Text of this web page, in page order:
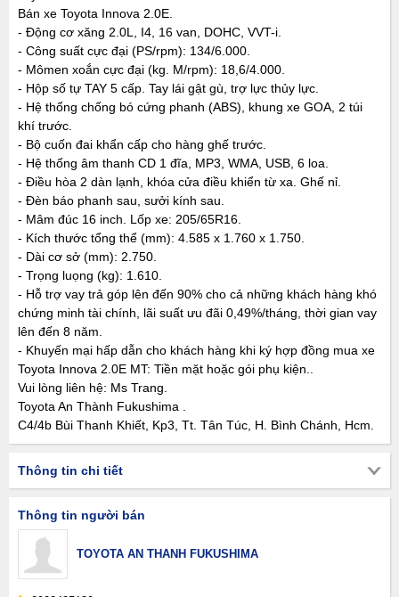
Bán xe Toyota Innova 2.0E.
- Động cơ xăng 2.0L, I4, 16 van, DOHC, VVT-i.
- Công suất cực đại (PS/rpm): 134/6.000.
- Mômen xoắn cực đại (kg. M/rpm): 18,6/4.000.
- Hộp số tự TAY 5 cấp. Tay lái gật gù, trợ lực thủy lực.
- Hệ thống chống bó cứng phanh (ABS), khung xe GOA, 2 túi
khí trước.
- Bộ cuốn đai khẩn cấp cho hàng ghế trước.
- Hệ thống âm thanh CD 1 đĩa, MP3, WMA, USB, 6 loa.
- Điều hòa 2 dàn lạnh, khóa cửa điều khiển từ xa. Ghế nỉ.
- Đèn báo phanh sau, sưởi kính sau.
- Mâm đúc 16 inch. Lốp xe: 205/65R16.
- Kích thước tổng thể (mm): 4.585 x 1.760 x 1.750.
- Dài cơ sở (mm): 2.750.
- Trọng luọng (kg): 1.610.
- Hỗ trợ vay trả góp lên đến 90% cho cả những khách hàng khó
chứng minh tài chính, lãi suất ưu đãi 0,49%/tháng, thời gian vay
lên đến 8 năm.
- Khuyến mại hấp dẫn cho khách hàng khi ký hợp đồng mua xe
Toyota Innova 2.0E MT: Tiền mặt hoặc gói phụ kiện..
Vui lòng liên hệ: Ms Trang.
Toyota An Thành Fukushima .
C4/4b Bùi Thanh Khiết, Kp3, Tt. Tân Túc, H. Bình Chánh, Hcm.
Thông tin chi tiết
Thông tin người bán
TOYOTA AN THANH FUKUSHIMA